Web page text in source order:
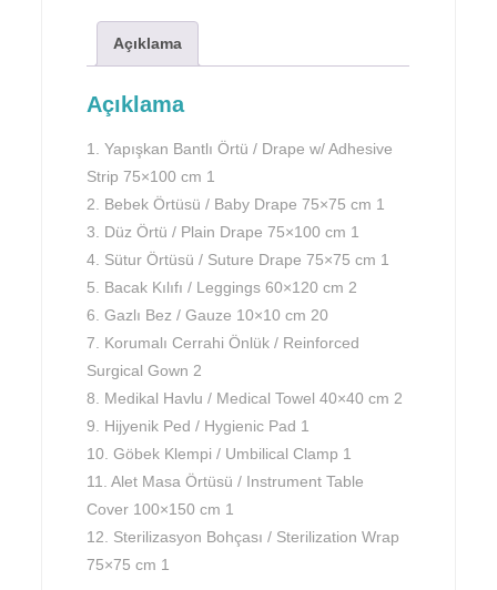
Açıklama
Açıklama
1. Yapışkan Bantlı Örtü / Drape w/ Adhesive
Strip 75×100 cm 1
2. Bebek Örtüsü / Baby Drape 75×75 cm 1
3. Düz Örtü / Plain Drape 75×100 cm 1
4. Sütur Örtüsü / Suture Drape 75×75 cm 1
5. Bacak Kılıfı / Leggings 60×120 cm 2
6. Gazlı Bez / Gauze 10×10 cm 20
7. Korumalı Cerrahi Önlük / Reinforced
Surgical Gown 2
8. Medikal Havlu / Medical Towel 40×40 cm 2
9. Hijyenik Ped / Hygienic Pad 1
10. Göbek Klempi / Umbilical Clamp 1
11. Alet Masa Örtüsü / Instrument Table
Cover 100×150 cm 1
12. Sterilizasyon Bohçası / Sterilization Wrap
75×75 cm 1